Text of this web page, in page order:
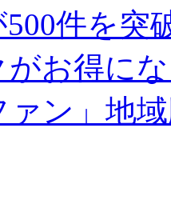
件を突
がお得に
ァン」地